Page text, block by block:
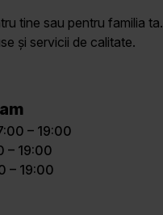
tine sau pentru familia ta.
și servicii de calitate.
– 19:00
– 19:00
– 19:00